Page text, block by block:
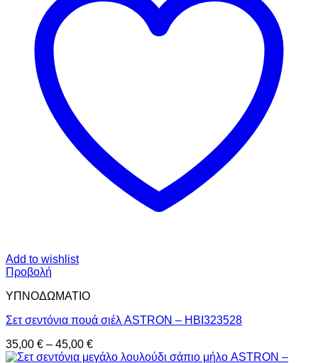
Add to wishlist
Προβολή
ΥΠΝΟΔΩΜΑΤΙO
Σετ σεντόνια πουά σιέλ ASTRON – HBI323528
35,00 € – 45,00 €Price
range: